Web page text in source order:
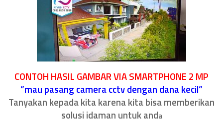
CONTOH HASIL GAMBAR VIA SMARTPHONE 2 MP
”mau pasang camera cctv dengan dana kecil”
Tanyakan kepada kita karena kita bisa memberikan
solusi idaman untuk anda